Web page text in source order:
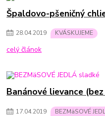
Špaldovo-pšeničný
28.04.2019 KVÁSKUJEME
celý článok
Banánové lievance
17.04.2019 BEZMäSOVÉ